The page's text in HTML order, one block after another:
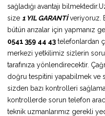
sağladığı avantajı
size 1 YIL GARANTİveriyoruz.
bütün arızalar için yapmanız
0541 359 44 43 telefonlardan
merkezi yetkilimiz sizlerin
tarafınıza yönlendirecektir.
doğru tespitini yapabilmek ve
sizden bazı kontrolleri
kontrollerde sorun telefon
teknik uzmanlarımız gerekli